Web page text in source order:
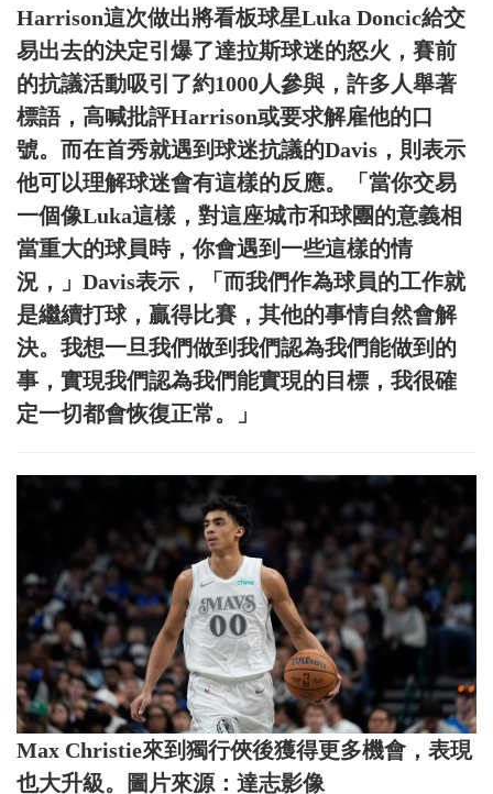
Harrison這次做出將看板球星Luka Doncic給交
易出去的決定引爆了達拉斯球迷的怒火，賽前
的抗議活動吸引了約1000人參與，許多人舉著
標語，高喊批評Harrison或要求解雇他的口
號。而在首秀就遇到球迷抗議的Davis，則表示
他可以理解球迷會有這樣的反應。「當你交易
一個像Luka這樣，對這座城市和球團的意義相
當重大的球員時，你會遇到一些這樣的情
況，」Davis表示，「而我們作為球員的工作就
是繼續打球，贏得比賽，其他的事情自然會解
決。我想一旦我們做到我們認為我們能做到的
事，實現我們認為我們能實現的目標，我很確
定一切都會恢復正常。」
Max Christie來到獨行俠後獲得更多機會，表現
也大升級。圖片來源：達志影像